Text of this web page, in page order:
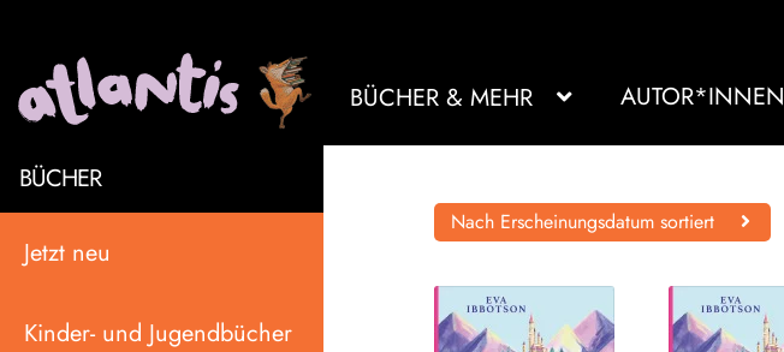
BÜCHER & MEHR AUTOR*INNEN
BÜCHER
Jetzt neu
Kinder- und Jugendbücher
Nach Erscheinungsdatum sortiert